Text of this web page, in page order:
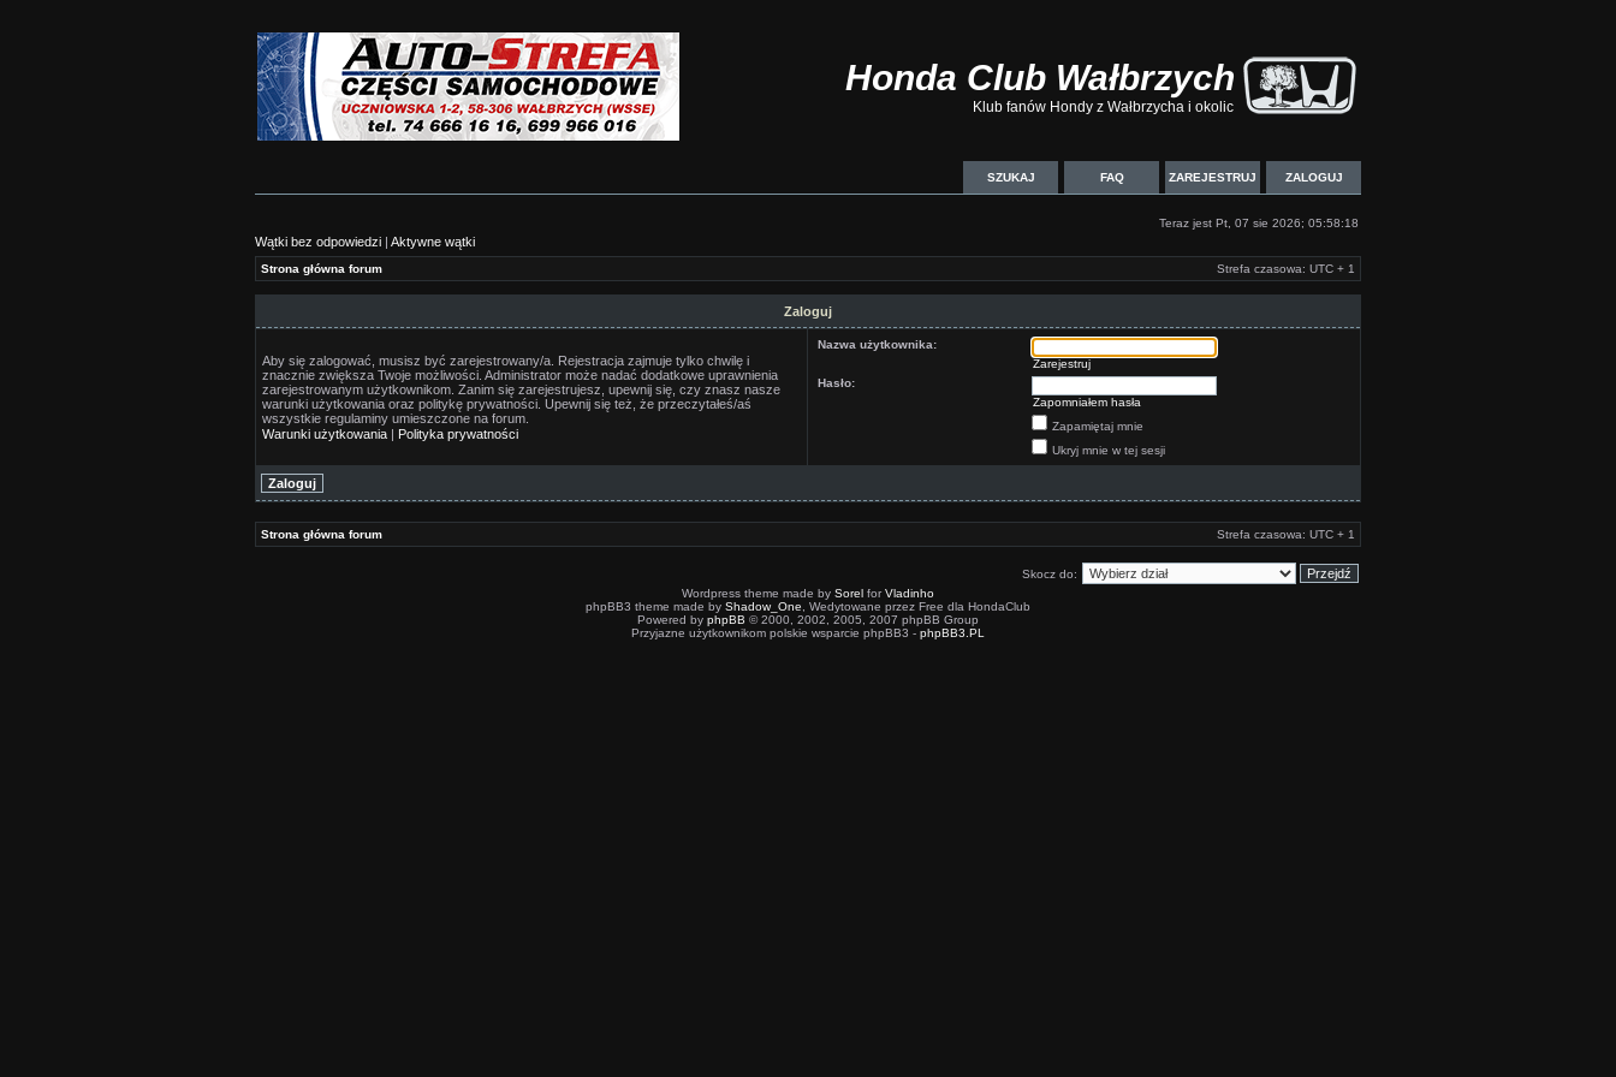
Honda Club Wałbrzych
Klub fanów Hondy z Wałbrzycha i okolic
ZALOGUJ
ZAREJESTRUJ
FAQ
SZUKAJ
Teraz jest Pt, 07 sie 2026; 05:58:18
Wątki bez odpowiedzi | Aktywne wątki
Strona główna forum Strefa czasowa: UTC + 1
Zaloguj
Aby się zalogować, musisz być zarejestrowany/a. Rejestracja zajmuje tylko chwilę i
znacznie zwiększa Twoje możliwości. Administrator może nadać dodatkowe uprawnienia
zarejestrowanym użytkownikom. Zanim się zarejestrujesz, upewnij się, czy znasz nasze
warunki użytkowania oraz politykę prywatności. Upewnij się też, że przeczytałeś/aś
wszystkie regulaminy umieszczone na forum.
Warunki użytkowania | Polityka prywatności
Nazwa użytkownika:
Zarejestruj
Hasło:
Zapomniałem hasła
Zapamiętaj mnie
Ukryj mnie w tej sesji
Strona główna forum Strefa czasowa: UTC + 1
Skocz do:
Wordpress theme made by Sorel forVladinho
phpBB3 theme made by Shadow_One , Wedytowane przez Free dla HondaClub
Powered by phpBB © 2000, 2002, 2005, 2007 phpBB Group
Przyjazne użytkownikom polskie wsparcie phpBB3 - phpBB3.PL